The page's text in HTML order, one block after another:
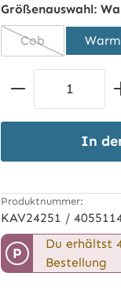
Größenauswahl:
Cob
(Diese Option
Produkt
In
Produktnummer:
KAV24251 /
P
Du erhältst
Bestellung